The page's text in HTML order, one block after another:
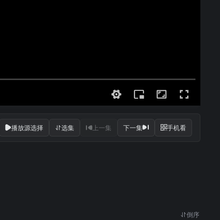
播放源选择 选集 上一集 下一集 手机看
倒序